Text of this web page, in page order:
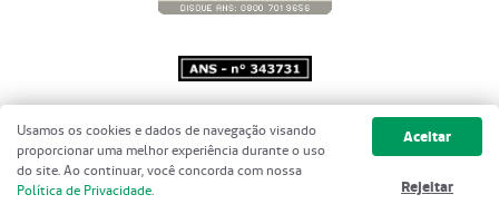
Copyright 2001 - 2026 Unimed do
Brasil - Todos os direitos reservados
Usamos os cookies e dados de navegação visando
proporcionar uma melhor experiência durante o uso
do site. Ao continuar, você concorda com nossa
Política de Privacidade.
Aceitar
Rejeitar